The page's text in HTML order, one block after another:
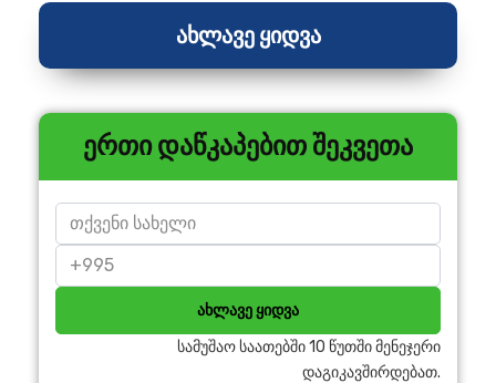
ახლავე ყიდვა
ერთი დაწკაპებით შეკვეთა
ახლავე ყიდვა
სამუშაო საათებში 10 წუთში მენეჯერი
დაგიკავშირდებათ.